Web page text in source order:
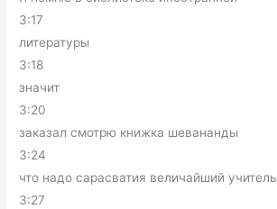
3:17
литературы
3:18
значит
3:20
заказал смотрю книжка шевананды
3:24
что надо сарасватия величайший учитель
3:27